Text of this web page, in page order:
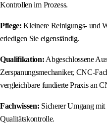
Kontrollen im Prozess.
Pflege: Kleinere Reinigungs- und
erledigen Sie eigenständig.
Qualifikation: Abgeschlossene
Zerspanungsmechaniker, CNC-
vergleichbare fundierte Praxis an
Fachwissen: Sicherer Umgang
Qualitätskontrolle.